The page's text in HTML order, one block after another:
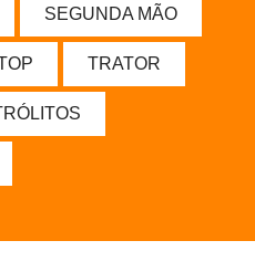
SEGUNDA MÃO
TRATOR